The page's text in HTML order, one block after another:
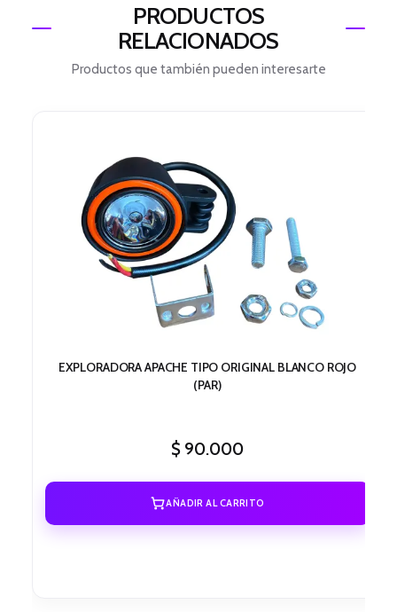
PRODUCTOS
RELACIONADOS
Productos que también pueden interesarte
EXPLORADORA APACHE TIPO ORIGINAL BLANCO ROJO
(PAR)
$ 90.000
AÑADIR AL CARRITO